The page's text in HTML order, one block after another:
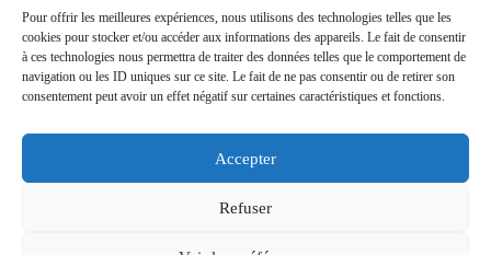
Pour offrir les meilleures expériences, nous utilisons des technologies telles que les
cookies pour stocker et/ou accéder aux informations des appareils. Le fait de consentir
à ces technologies nous permettra de traiter des données telles que le comportement de
navigation ou les ID uniques sur ce site. Le fait de ne pas consentir ou de retirer son
consentement peut avoir un effet négatif sur certaines caractéristiques et fonctions.
Accepter
Refuser
MENTIONS
DIRECTIVE
PARTENAIRES CONTACT